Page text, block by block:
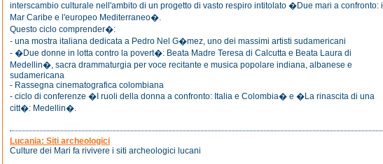
interscambio culturale nell'ambito di un progetto di vasto respiro intitolato �Due mari a confronto: il
Mar Caribe e l'europeo Mediterraneo�.
Questo ciclo comprender�:
- una mostra italiana dedicata a Pedro Nel G�mez, uno dei massimi artisti sudamericani
- �Due donne in lotta contro la povert�: Beata Madre Teresa di Calcutta e Beata Laura di
Medellin�, sacra drammaturgia per voce recitante e musica popolare indiana, albanese e
sudamericana
- Rassegna cinematografica colombiana
- ciclo di conferenze �I ruoli della donna a confronto: Italia e Colombia� e �La rinascita di una
citt�: Medellin�.
Lucania: Siti archeologici
Culture dei Mari fa rivivere i siti archeologici lucani